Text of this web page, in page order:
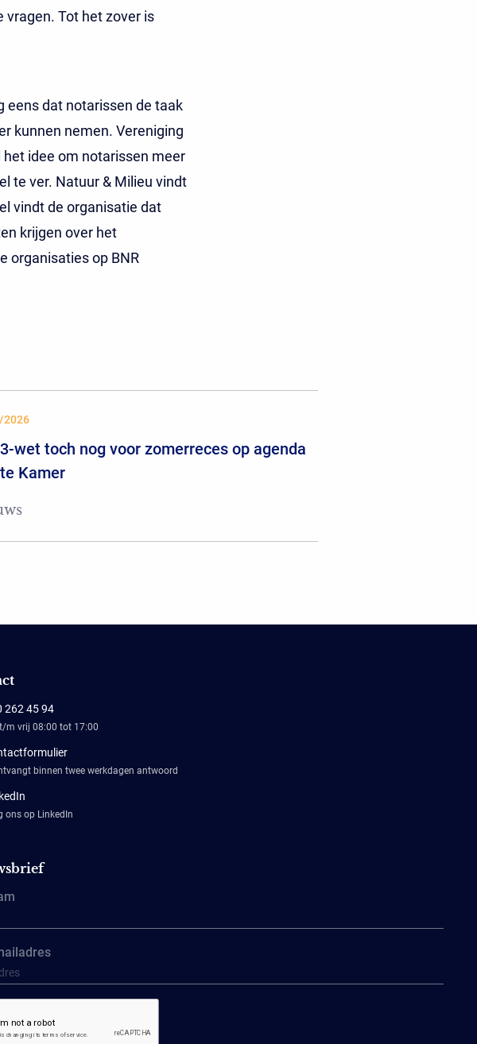
vragen. Tot het zover is
eens dat notarissen de taak
kunnen nemen. Vereniging
idee om notarissen meer
te ver. Natuur & Milieu vindt
vindt de organisatie dat
krijgen over het
organisaties op BNR
2026
wet toch nog voor zomerreces op agenda
Kamer
262 45 94
m vrij 08:00 tot 17:00
binnen twee werkdagen antwoord
ons op LinkedIn